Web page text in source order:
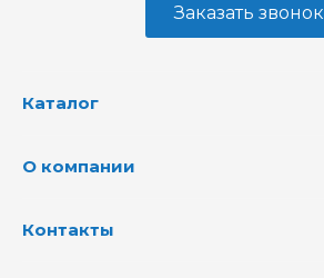
Заказать звонок
Каталог
О компании
Контакты